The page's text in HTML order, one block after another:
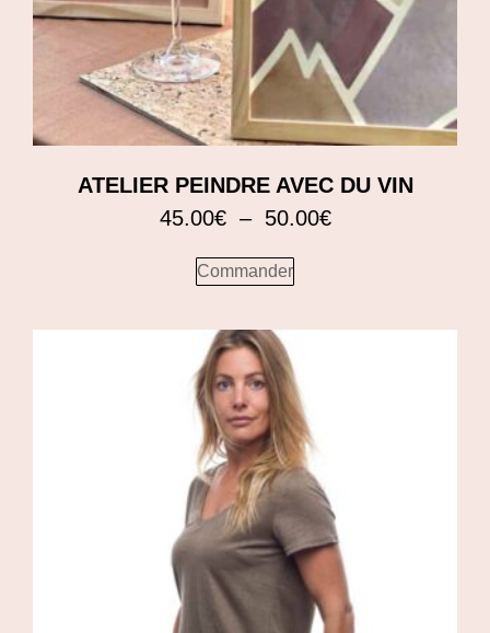
ATELIER PEINDRE AVEC DU VIN
45.00€ – 50.00€
Commander